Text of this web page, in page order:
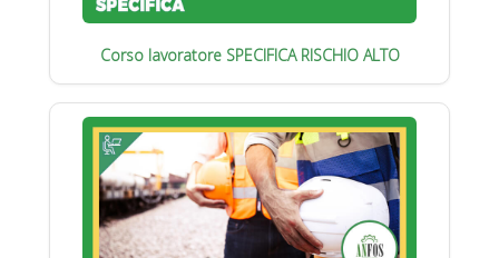
Corso lavoratore SPECIFICA RISCHIO ALTO